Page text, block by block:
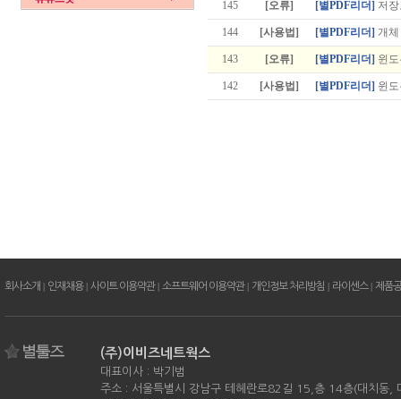
145 [오류] [별PDF리더] 저
144 [사용법] [별PDF리더] 개
143 [오류] [별PDF리더] 윈
142 [사용법] [별PDF리더] 윈
회사소개 | 인재채용| 사이트 이용약관| 소프트웨어 이용약관| 개인정보 처리방침 | 라이센스| 제품
(주)이비즈네트웍스
대표이사 : 박기범
주소 : 서울특별시 강남구 테헤란로82길 15,층 14층(대치동,